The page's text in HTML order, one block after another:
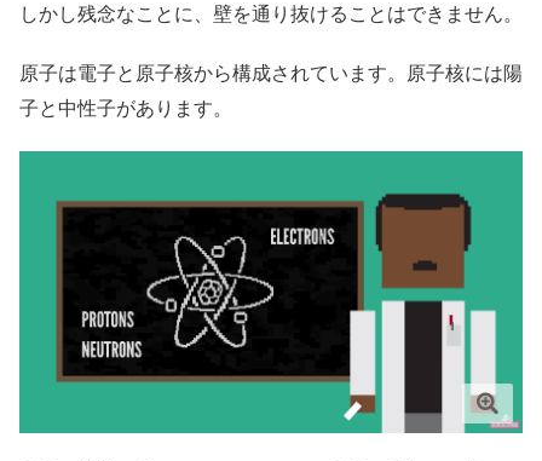
しかし残念なことに、壁を通り抜けることはできません。
原子は電子と原子核から構成されています。原子核には陽
子と中性子があります。